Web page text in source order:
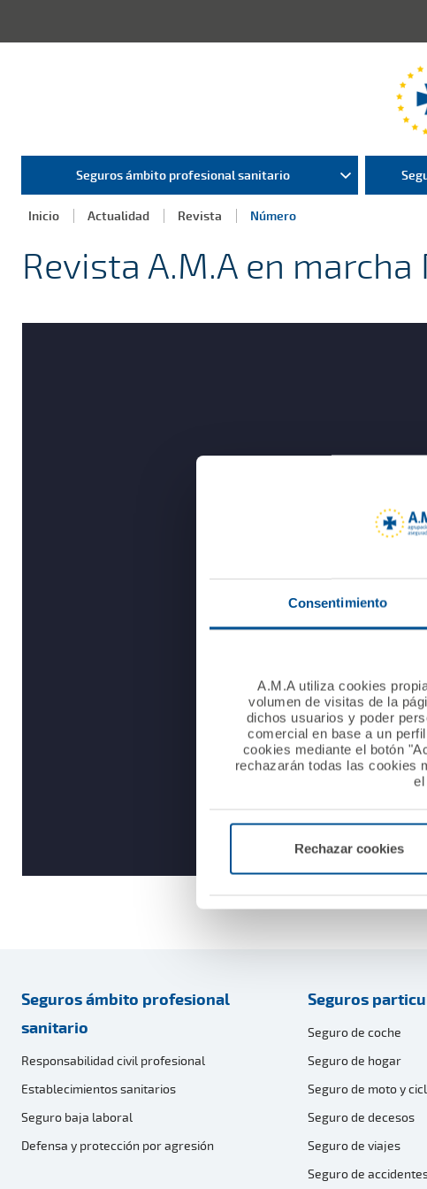
Consentimiento
A.M.A utiliza cookies
volumen de visitas de la
dichos usuarios y poder
comercial en base a un
cookies mediante el botón
rechazarán todas las cookies
el
Rechazar cookies
Seguros ámbito profesional sanitario
Inicio Actualidad Revista Número
Revista A.M.A en marcha
Seguros ámbito profesional
sanitario
Responsabilidad civil profesional
Establecimientos sanitarios
Seguro baja laboral
Defensa y protección por agresión
Seguros
Seguro de coche
Seguro de hogar
Seguro de moto y
Seguro de decesos
Seguro de viajes
Seguro de